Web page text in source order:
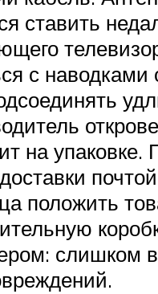
ставить
с наводками
на упаковке.
положить
слишком